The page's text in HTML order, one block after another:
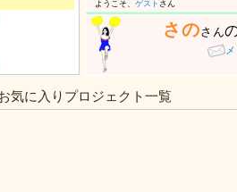
ようこそ、 ゲスト さん
さのさん
気に入りプロジェクト一覧